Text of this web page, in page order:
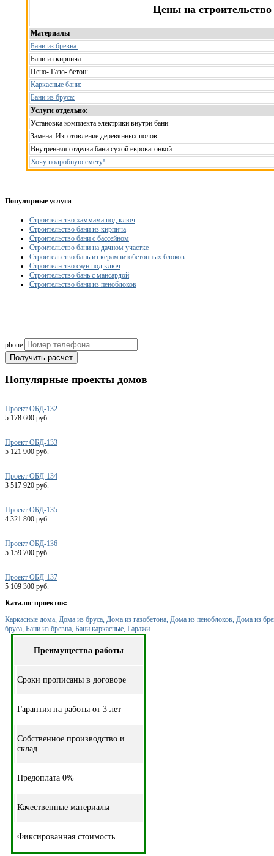
Цены на строительство
Материалы
Бани из бревна:
Бани из кирпича:
Пено- Газо- бетон:
Каркасные бани:
Бани из бруса:
Услуги отдельно:
Установка комплекта электрики внутри бани
Замена. Изготовление деревянных полов
Внутренняя отделка бани сухой евровагонкой
Хочу подробную смету!
Популярные услуги
Строительство хаммама под ключ
Строительство бани из кирпича
Строительство бани с бассейном
Строительство бани на дачном участке
Строительство бань из керамзитобетонных блоков
Строительство саун под ключ
Строительство бань с мансардой
Строительство бани из пеноблоков
phone
Получить расчет
Популярные проекты домов
Проект ОБД-132
5 178 600 руб.
Проект ОБД-133
5 121 900 руб.
Проект ОБД-134
3 517 920 руб.
Проект ОБД-135
4 321 800 руб.
Проект ОБД-136
5 159 700 руб.
Проект ОБД-137
5 109 300 руб.
Каталог проектов:
Каркасные дома, Дома из бруса, Дома из газобетона, Дома из пеноблоков, Дома из
бруса, Бани из бревна, Бани каркасные, Гаражи
Преимущества работы
Cроки прописаны в договоре
Гарантия на работы от 3 лет
Собственное производство и
склад
Предоплата 0%
Качественные материалы
Фиксированная стоимость